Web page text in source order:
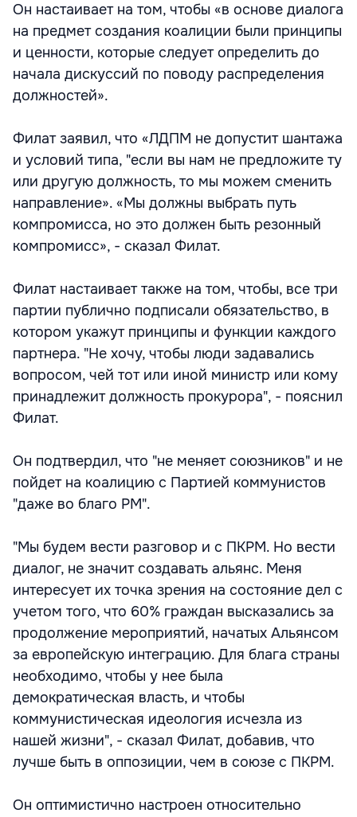
Он настаивает на том, чтобы «в основе диалога
на предмет создания коалиции были принципы
и ценности, которые следует определить до
начала дискуссий по поводу распределения
должностей».
Филат заявил, что «ЛДПМ не допустит шантажа
и условий типа, "если вы нам не предложите ту
или другую должность, то мы можем сменить
направление». «Мы должны выбрать путь
компромисса, но это должен быть резонный
компромисс», - сказал Филат.
Филат настаивает также на том, чтобы, все три
партии публично подписали обязательство, в
котором укажут принципы и функции каждого
партнера. "Не хочу, чтобы люди задавались
вопросом, чей тот или иной министр или кому
принадлежит должность прокурора", - пояснил
Филат.
Он подтвердил, что "не меняет союзников" и не
пойдет на коалицию с Партией коммунистов
"даже во благо РМ".
"Мы будем вести разговор и с ПКРМ. Но вести
диалог, не значит создавать альянс. Меня
интересует их точка зрения на состояние дел с
учетом того, что 60% граждан высказались за
продолжение мероприятий, начатых Альянсом
за европейскую интеграцию. Для блага страны
необходимо, чтобы у нее была
демократическая власть, и чтобы
коммунистическая идеология исчезла из
нашей жизни", - сказал Филат, добавив, что
лучше быть в оппозиции, чем в союзе с ПКРМ.
Он оптимистично настроен относительно